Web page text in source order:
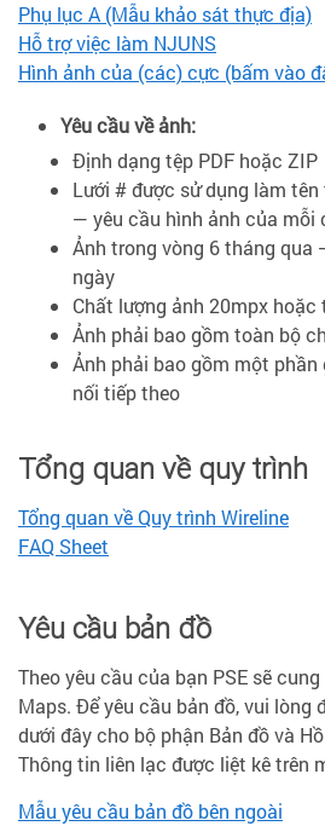
Phụ lục A (Mẫu khảo sát thực địa)
Hỗ trợ việc làm NJUNS
Hình ảnh của (các) cực (bấm vào
Yêu cầu về ảnh:
Định dạng tệp PDF hoặc ZIP
Lưới # được sử dụng làm
— yêu cầu hình ảnh của mỗi
Ảnh trong vòng 6 tháng qua
ngày
Chất lượng ảnh 20mpx hoặc
Ảnh phải bao gồm toàn bộ
Ảnh phải bao gồm một
nối tiếp theo
Tổng quan về quy trình
Tổng quan về Quy trình Wireline
FAQ Sheet
Yêu cầu bản đồ
Theo yêu cầu của bạn PSE sẽ
Maps. Để yêu cầu bản đồ, vui lòng
dưới đây cho bộ phận Bản đồ và
Thông tin liên lạc được liệt kê trên
Mẫu yêu cầu bản đồ bên ngoài